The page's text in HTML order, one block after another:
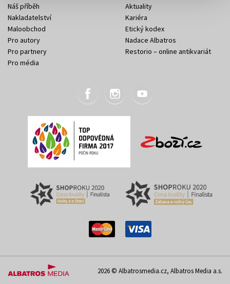
Náš příběh
Nakladatelství
Maloobchod
Pro autory
Pro partnery
Pro média
Aktuality
Kariéra
Etický kodex
Nadace Albatros
Restorio – online antikvariát
2026 © Albatrosmedia.cz, Albatros Media a.s.